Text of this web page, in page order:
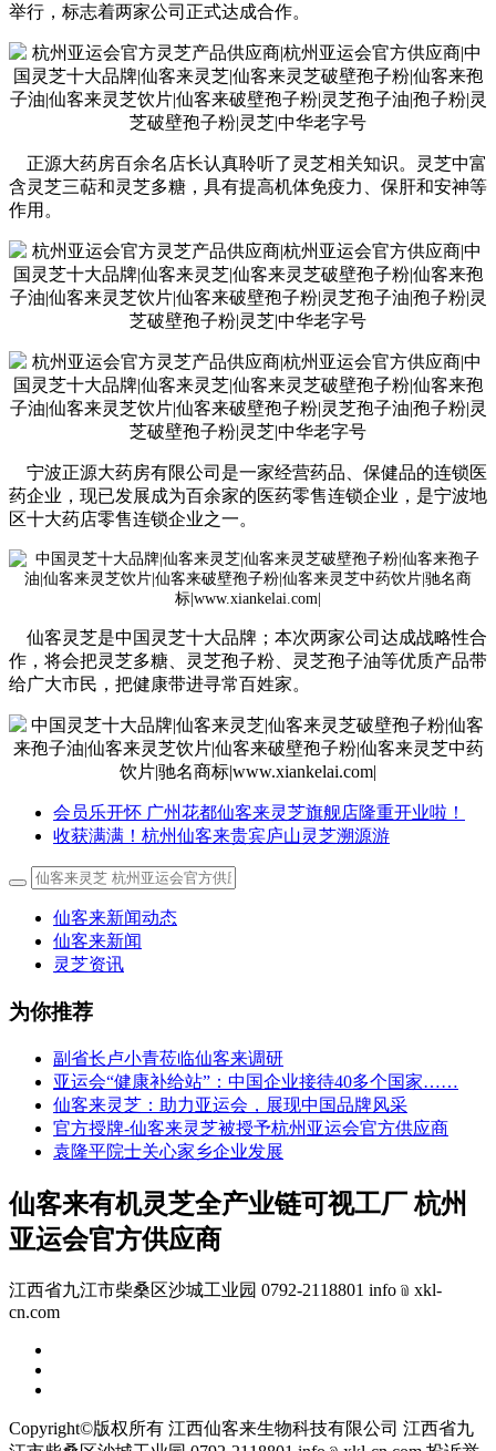
举行，标志着两家公司正式达成合作。
正源大药房百余名店长认真聆听了灵芝相关知识。灵芝中富
含灵芝三萜和灵芝多糖，具有提高机体免疫力、保肝和安神等
作用。
宁波正源大药房有限公司是一家经营药品、保健品的连锁医
药企业，现已发展成为百余家的医药零售连锁企业，是宁波地
区十大药店零售连锁企业之一。
仙客灵芝是中国灵芝十大品牌；本次两家公司达成战略性合
作，将会把灵芝多糖、灵芝孢子粉、灵芝孢子油等优质产品带
给广大市民，把健康带进寻常百姓家。
会员乐开怀 广州花都仙客来灵芝旗舰店隆重开业啦！
收获满满！杭州仙客来贵宾庐山灵芝溯源游
仙客来新闻动态
仙客来新闻
灵芝资讯
为你推荐
副省长卢小青莅临仙客来调研
亚运会“健康补给站”：中国企业接待40多个国家……
仙客来灵芝：助力亚运会，展现中国品牌风采
官方授牌-仙客来灵芝被授予杭州亚运会官方供应商
袁隆平院士关心家乡企业发展
仙客来有机灵芝全产业链可视工厂 杭州
亚运会官方供应商
江西省九江市柴桑区沙城工业园 0792-2118801 info﹫xkl-
cn.com
Copyright©版权所有 江西仙客来生物科技有限公司 江西省九